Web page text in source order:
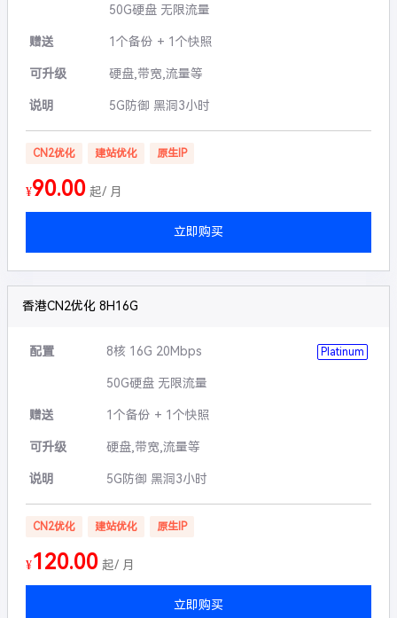
50G硬盘 无限流量
赠送 1个备份 + 1个快照
可升级 硬盘,带宽,流量等
说明 5G防御 黑洞3小时
CN2优化 建站优化 原生IP
¥90.00 起/ 月
立即购买
香港CN2优化 8H16G
配置 8核 16G 20Mbps Platinum
50G硬盘 无限流量
赠送 1个备份 + 1个快照
可升级 硬盘,带宽,流量等
说明 5G防御 黑洞3小时
CN2优化 建站优化 原生IP
¥120.00 起/ 月
立即购买